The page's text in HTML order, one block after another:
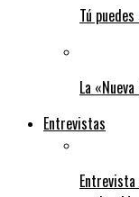
Tú
La
Entrevistas